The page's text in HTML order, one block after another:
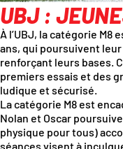
UBJ :
À l’UBJ, la catégorie M8
ans, qui poursuivent
renforçant leurs bases.
premiers essais et des
ludique et sécurisé.
La catégorie M8 est
Nolan et Oscar
physique pour tous)
séances visent à